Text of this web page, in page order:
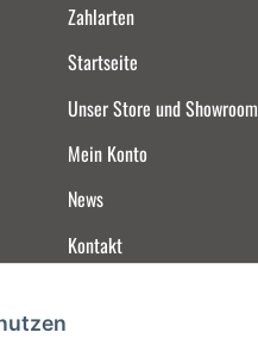
Zahlarten
Startseite
Unser Store und Showroom
Mein Konto
News
Kontakt